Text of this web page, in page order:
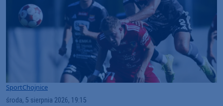
SportChojnice
środa, 5 sierpnia 2026, 19:15